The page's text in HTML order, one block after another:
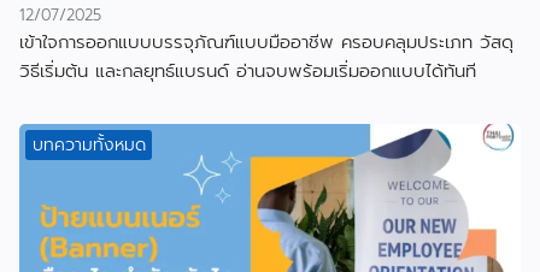
12/07/2025
เข้าใจการออกแบบบรรจุภัณฑ์แบบมืออาชีพ ครอบคลุมประเภท วัสดุ
วิธีเริ่มต้น และกลยุทธ์แบรนด์ อ่านจบพร้อมเริ่มออกแบบได้ทันที
บทความทั้งหมด